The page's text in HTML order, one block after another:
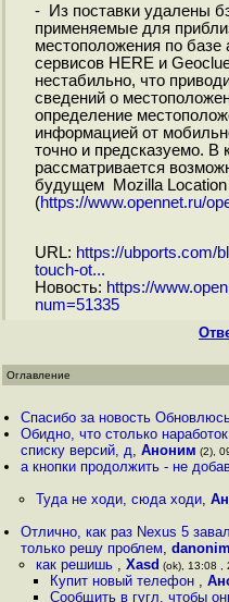
- Из поставки удалены
применяемые для
местоположения по базе
сервисов HERE и
нестабильно, что
сведений о
определение
информацией от
точно и предсказуемо. В
рассматривается
будущем Mozilla Location
(https://www.opennet.ru/
URL: https://ubports.com/
touch-ot...
Новость: https://
num=51335
Оглавление
Спасибо за новость
Обидно, что столько
списку версий, д,Аноним (2),
а кнопки продолжить - не
Туда не ходи, сюда ходи,
Отлично, как раз Nexus 5
только решу проблем,
как решишь , Xasd (ok), 13:08 ,
Купит новый телефон ,
Сообщить в гугл, чтобы